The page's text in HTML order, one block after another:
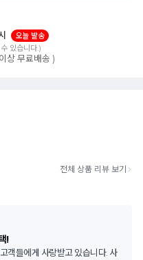
오늘 발송
있습니다.)
무료배송 )